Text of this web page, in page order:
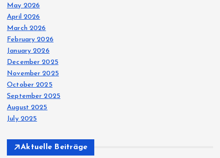
May 2026
April 2026
March 2026
February 2026
January 2026
December 2025
November 2025
October 2025
September 2025
August 2025
July 2025
Aktuelle Beiträge